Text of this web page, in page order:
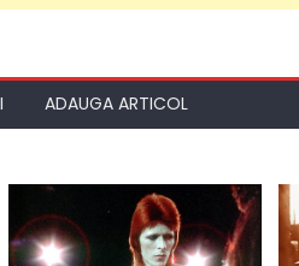
ADAUGA ARTICOL